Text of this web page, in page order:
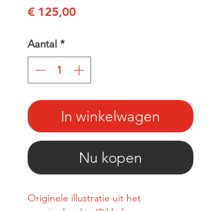
€ 125,00Prijs
Aantal *
In winkelwagen
Nu kopen
Originele illustratie uit het